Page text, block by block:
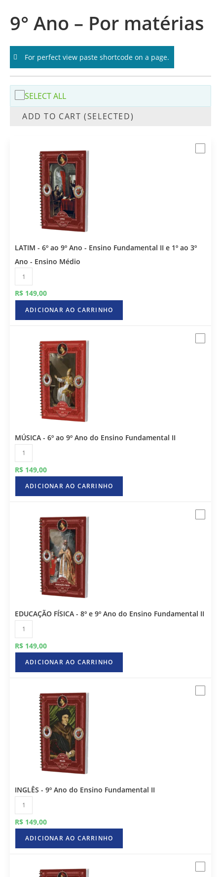
9° Ano – Por matérias
For perfect view paste shortcode on a page.
SELECT ALL
ADD TO CART (SELECTED)
LATIM - 6º ao 9º Ano - Ensino Fundamental II e 1º ao 3º
Ano - Ensino Médio
R$ 149,00
ADICIONAR AO CARRINHO
MÚSICA - 6º ao 9º Ano do Ensino Fundamental II
R$ 149,00
ADICIONAR AO CARRINHO
EDUCAÇÃO FÍSICA - 8º e 9º Ano do Ensino Fundamental II
R$ 149,00
ADICIONAR AO CARRINHO
INGLÊS - 9º Ano do Ensino Fundamental II
R$ 149,00
ADICIONAR AO CARRINHO